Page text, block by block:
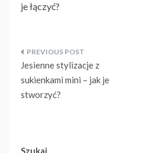
je łączyć?
Nawigacja
wpisu
Jesienne stylizacje z
sukienkami mini – jak je
stworzyć?